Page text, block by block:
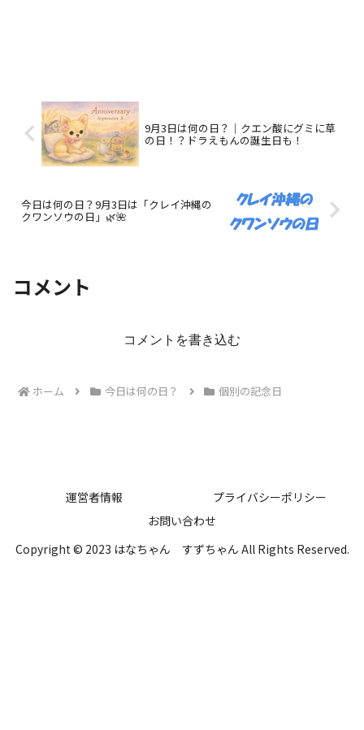
9月3日は何の日？｜クエン酸にグミに草
の日！？ドラえもんの誕生日も！
今日は何の日？9月3日は「クレイ沖縄の
クワンソウの日」🌿🌺
コメント
コメントを書き込む
ホーム 今日は何の日？ 個別の記念日
運営者情報
プライバシーポリシー
お問い合わせ
Copyright © 2023 はなちゃん すずちゃん All Rights Reserved.